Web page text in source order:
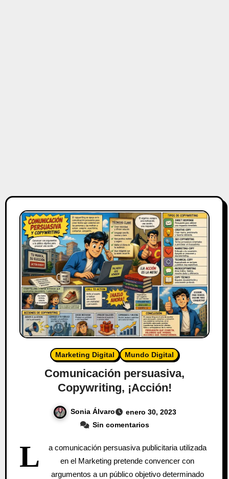
Marketing Digital Mundo Digital
Comunicación persuasiva,
Copywriting, ¡Acción!
Sonia Álvaro
enero 30, 2023
Sin comentarios
L
a comunicación persuasiva publicitaria utilizada
en el Marketing pretende convencer con
argumentos a un público objetivo determinado